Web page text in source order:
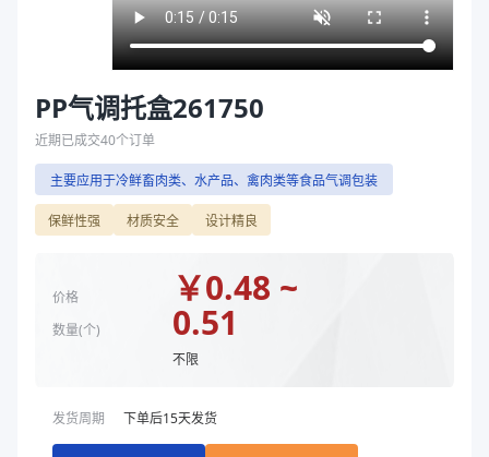
白色、唐顺兴金、乳白色
无吸水垫、棉质吸水垫160*80（客供）、颗粒吸
TJ261750A
克重 g
34、38
规格尺寸 mm
260*178*50
主要材质
PP、PE
长度（mm）
260
宽度（mm）
178
克重（g）
34、38
唐顺兴金、乳白色
无吸水垫、180*100白色棉质吸水垫（客供）、
商品图片
PP气调托盒261750
近期已成交40个订单
主要应用于冷鲜畜肉类、水产品、禽肉类等食品气调包装
保鲜性强 材质安全 设计精良
价格
数量(个)
￥0.48 ~
0.51
不限
发货周期 下单后15天发货